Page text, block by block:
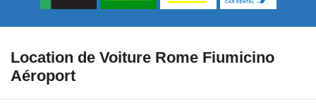
Location de Voiture Rome Fiumicino
Aéroport